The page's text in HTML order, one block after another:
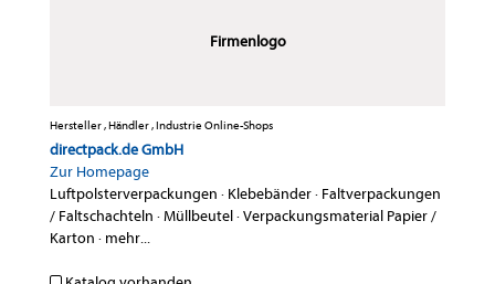
Firmenlogo
Hersteller , Händler , Industrie Online-Shops
directpack.de GmbH
Zur Homepage
Luftpolsterverpackungen · Klebebänder· Faltverpackungen
/ Faltschachteln ·Müllbeutel·Verpackungsmaterial Papier /
Karton · mehr...